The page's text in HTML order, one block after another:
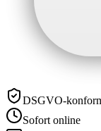
DSGVO-
Sofort online